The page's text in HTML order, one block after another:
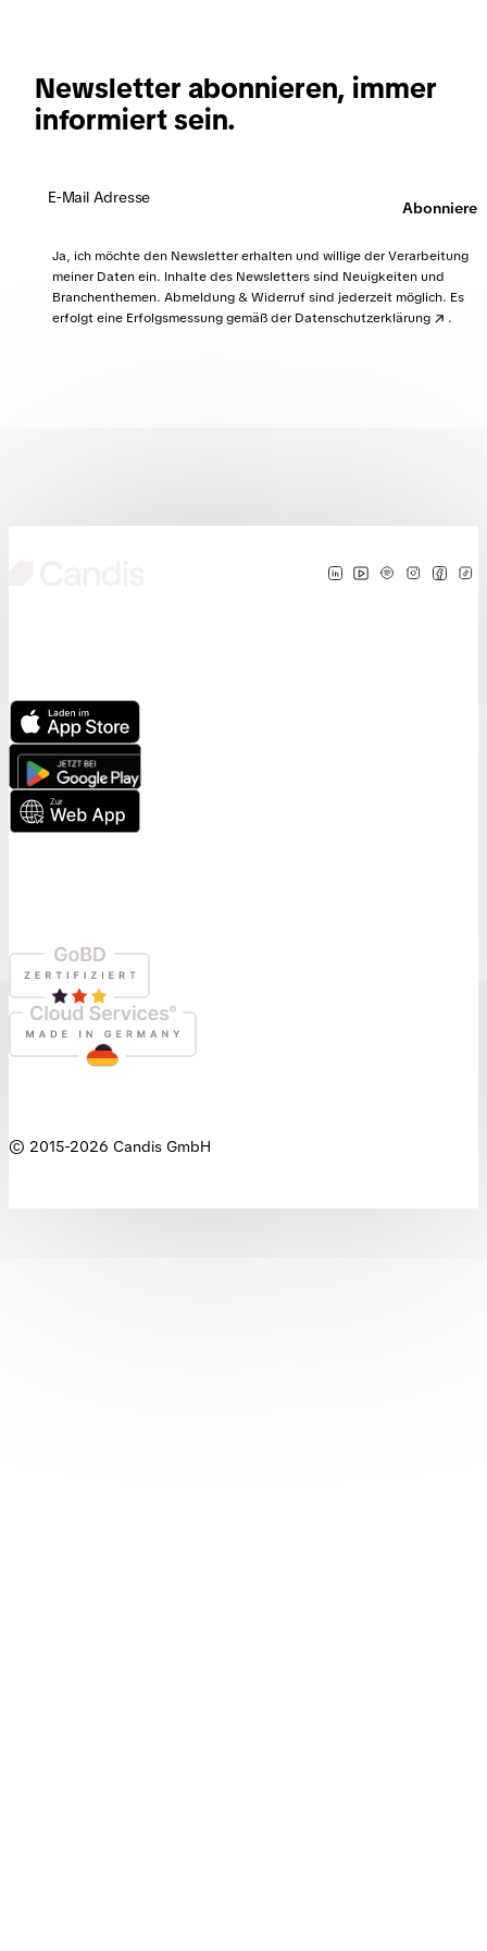
vor allem die erfassten Daten eine hohe Qualität
aufweisen.
Newsletter abonnieren, immer
informiert sein.
Abonnieren
Ja, ich möchte den Newsletter erhalten und willige der Verarbeitung
meiner Daten ein. Inhalte des Newsletters sind Neuigkeiten und
Branchenthemen. Abmeldung & Widerruf sind jederzeit möglich. Es
erfolgt eine Erfolgsmessung gemäß der Datenschutzerklärung .
© 2015-2026 Candis GmbH